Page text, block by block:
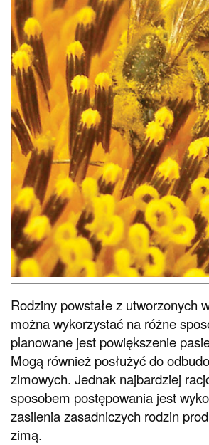
Rodziny powstałe z utworzonych
można wykorzystać na różne
planowane jest powiększenie
Mogą również posłużyć do
zimowych. Jednak najbardziej
sposobem postępowania jest
zasilenia zasadniczych rodzin
zimą.